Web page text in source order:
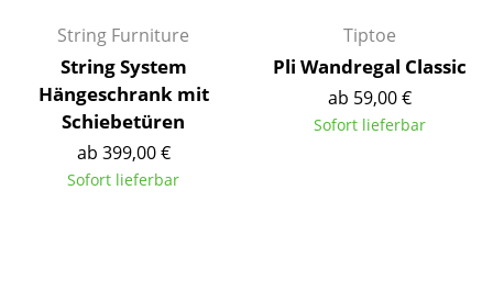
Kinderzimmer
Arbeitszimmer
Diele
Badezimmer
String Furniture
String System
Hängeschrank mit
Schiebetüren
ab 399,00 €
Sofort lieferbar
Tiptoe
Pli Wandregal Classic
ab 59,00 €
Sofort lieferbar